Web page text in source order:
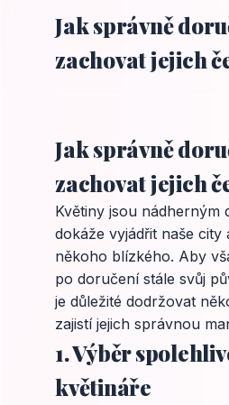
Jak správně
zachovat jejich
Jak správně
zachovat jejich
Květiny jsou nádherným
dokáže vyjádřit naše
někoho blízkého. Aby
po doručení stále svůj
je důležité dodržovat
zajistí jejich správnou
1. Výběr
květináře